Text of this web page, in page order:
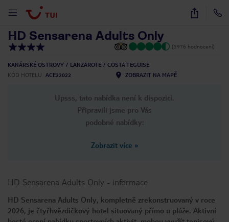
33
HD Sensarena Adults Only
(5976 hodnocení)
KANÁRSKÉ OSTROVY LANZAROTE
COSTA TEGUISE
KÓD HOTELU
ACE22022 ZOBRAZIT NA MAPĚ
Upsss, tato nabídka není k dispozici.
Připravili jsme pro Vás
podobné nabídky:
Zobrazit více »
HD Sensarena Adults Only - informace
HD Sensarena Adults Only, kompletně zrekonstruovaný v roce
2026, je čtyřhvězdičkový hotel situovaný přímo u pláže. Aktivní